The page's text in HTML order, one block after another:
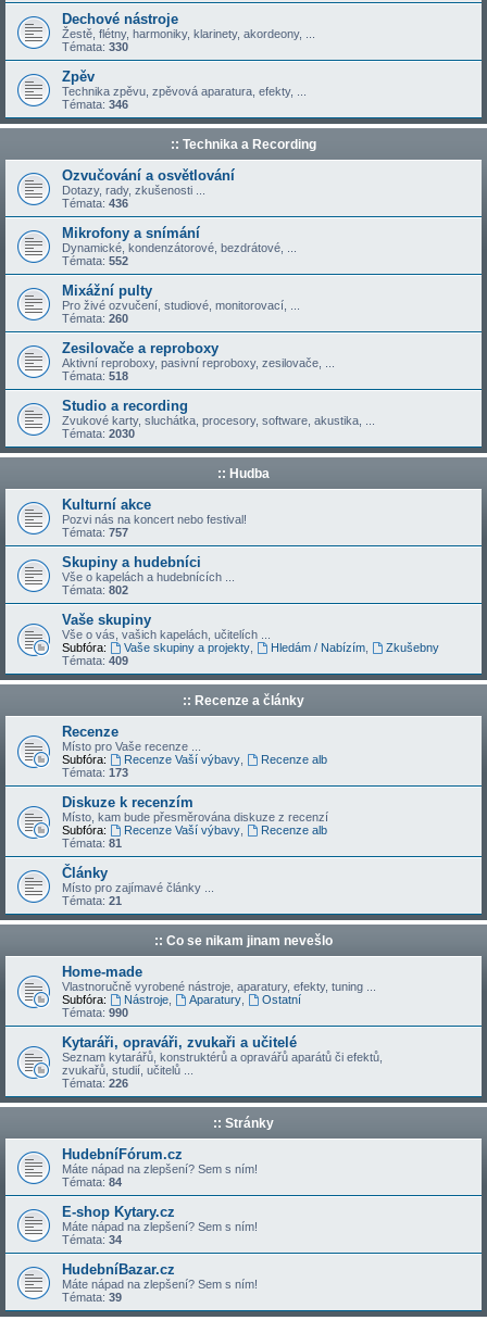
Dechové nástroje
Žestě, flétny, harmoniky, klarinety, akordeony, ...
Témata: 330
Zpěv
Technika zpěvu, zpěvová aparatura, efekty, ...
Témata: 346
:: Technika a Recording
Ozvučování a osvětlování
Dotazy, rady, zkušenosti ...
Témata: 436
Mikrofony a snímání
Dynamické, kondenzátorové, bezdrátové, ...
Témata: 552
Mixážní pulty
Pro živé ozvučení, studiové, monitorovací, ...
Témata: 260
Zesilovače a reproboxy
Aktivní reproboxy, pasivní reproboxy, zesilovače, ...
Témata: 518
Studio a recording
Zvukové karty, sluchátka, procesory, software, akustika, ...
Témata: 2030
:: Hudba
Kulturní akce
Pozvi nás na koncert nebo festival!
Témata: 757
Skupiny a hudebníci
Vše o kapelách a hudebnících ...
Témata: 802
Vaše skupiny
Vše o vás, vašich kapelách, učitelích ...
Subfóra:
Vaše skupiny a projekty, Hledám / Nabízím,
Zkušebny
Témata: 409
:: Recenze a články
Recenze
Místo pro Vaše recenze ...
Subfóra:
Recenze Vaší výbavy,
Recenze alb
Témata: 173
Diskuze k recenzím
Místo, kam bude přesměrována diskuze z recenzí
Subfóra:
Recenze Vaší výbavy,
Recenze alb
Témata: 81
Články
Místo pro zajímavé články ...
Témata: 21
:: Co se nikam jinam nevešlo
Home-made
Vlastnoručně vyrobené nástroje, aparatury, efekty, tuning ...
Subfóra:
Nástroje, Aparatury,
Ostatní
Témata: 990
Kytaráři, opraváři, zvukaři a učitelé
Seznam kytarářů, konstruktérů a opravářů aparátů či efektů,
zvukařů, studií, učitelů ...
Témata: 226
:: Stránky
HudebníFórum.cz
Máte nápad na zlepšení? Sem s ním!
Témata: 84
E-shop Kytary.cz
Máte nápad na zlepšení? Sem s ním!
Témata: 34
HudebníBazar.cz
Máte nápad na zlepšení? Sem s ním!
Témata: 39